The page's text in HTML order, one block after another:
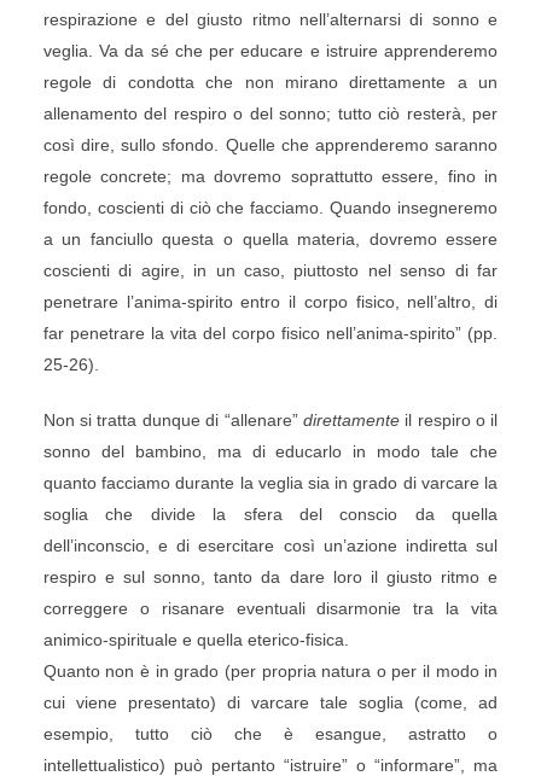
respirazione e del giusto ritmo nell’alternarsi di sonno e
veglia. Va da sé che per educare e istruire apprenderemo
regole di condotta che non mirano direttamente a un
allenamento del respiro o del sonno; tutto ciò resterà, per
così dire, sullo sfondo. Quelle che apprenderemo saranno
regole concrete; ma dovremo soprattutto essere, fino in
fondo, coscienti di ciò che facciamo. Quando insegneremo
a un fanciullo questa o quella materia, dovremo essere
coscienti di agire, in un caso, piuttosto nel senso di far
penetrare l’anima-spirito entro il corpo fisico, nell’altro, di
far penetrare la vita del corpo fisico nell’anima-spirito” (pp.
25-26).
Non si tratta dunque di “allenare” direttamenteil respiro o il
sonno del bambino, ma di educarlo in modo tale che
quanto facciamo durante la veglia sia in grado di varcare la
soglia che divide la sfera del conscio da quella
dell’inconscio, e di esercitare così un’azione indiretta sul
respiro e sul sonno, tanto da dare loro il giusto ritmo e
correggere o risanare eventuali disarmonie tra la vita
animico-spirituale e quella eterico-fisica.
Quanto non è in grado (per propria natura o per il modo in
cui viene presentato) di varcare tale soglia (come, ad
esempio, tutto ciò che è esangue, astratto o
intellettualistico) può pertanto “istruire” o “informare”, ma